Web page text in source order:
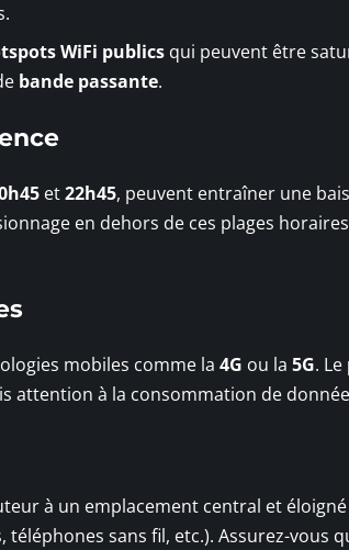
WiFi publics qui peuvent être
bande passante.
et22h45, peuvent entraîner une
en dehors de ces plages
mobiles comme la 4G ou la 5G. Le
attention à la consommation de
à un emplacement central et
sans fil, etc.). Assurez-vous